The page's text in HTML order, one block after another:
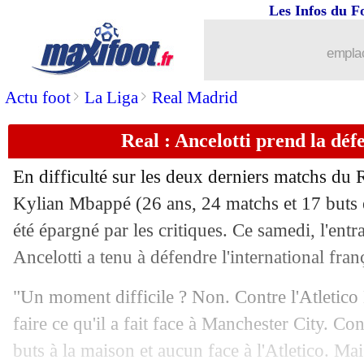
Actu foot> La Liga> Real Madrid
Les Infos du
Real : Ancelotti prend la
En difficulté sur les deux derniers matchs du
Kylian Mbappé (26 ans, 24 matchs et 17
été épargné par les critiques. Ce samedi,
Ancelotti a tenu à défendre l'international
"Un moment difficile ? Non. Contre l'Atletico
faire ce qu'il a fait face à Manchester City.
buts à la maison et aucun face à l'Atletico.
: Liverpool assure avant le PSG
08/03 Ang.: quatre à la suite pour Brighton !
: Dortmund battu avant Lille !
08/03 All.: un samedi en enfer pour
08/03 All.: le Bayern renversé par Bochum !
08/03 Barça : un mauvais timing pour Vitor
08/03 Lyon: Klopp ne jette pas la pierre à
L1 : Rennes-Paris SG, les compos